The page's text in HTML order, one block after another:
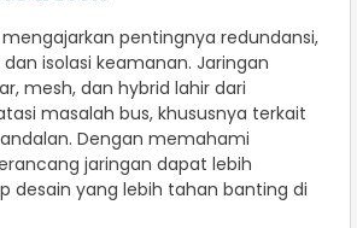
pentingnya redundansi,
isolasi keamanan. Jaringan
mesh, dan hybrid lahir dari
masalah bus, khususnya terkait
Dengan memahami
jaringan dapat lebih
desain yang lebih tahan banting di